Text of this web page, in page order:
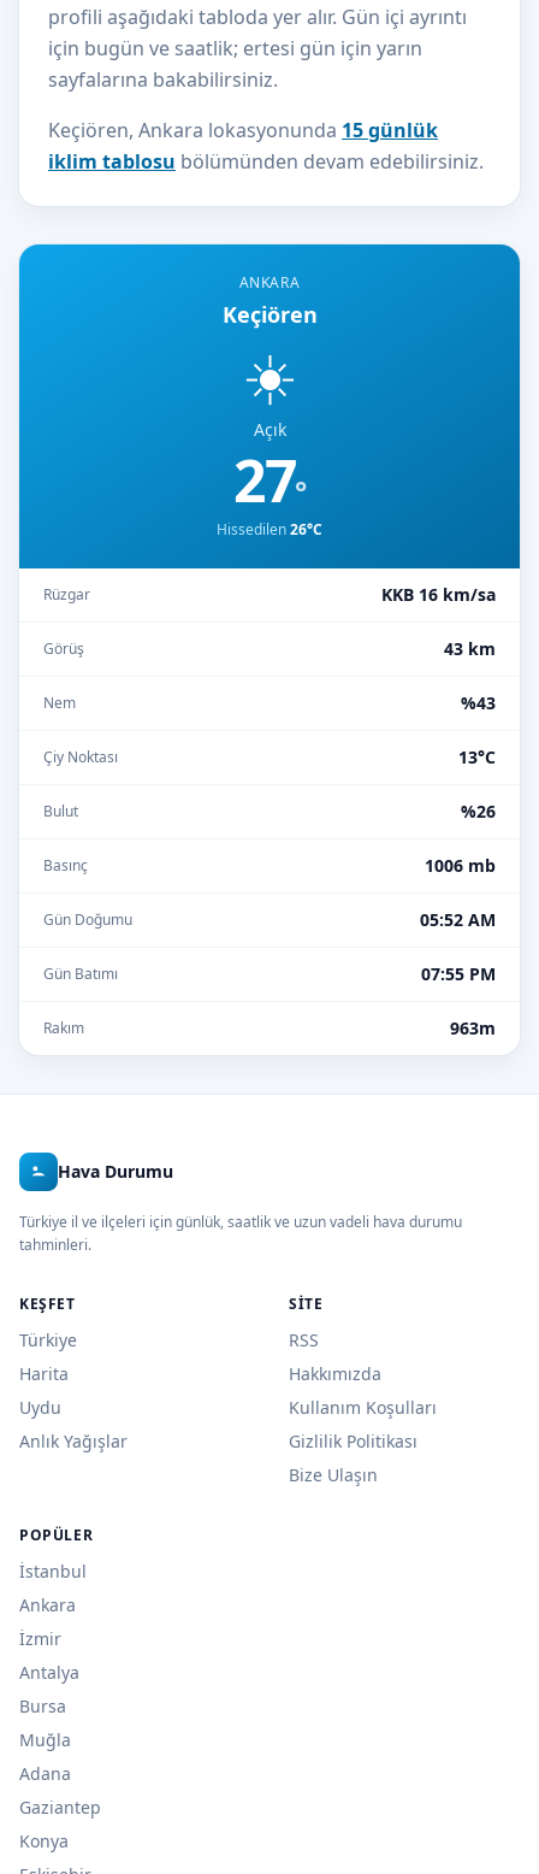
ANKARA
Keçiören
☀️
Açık
27°
Hissedilen26°C
Rüzgar KKB 16 km/sa
Görüş 43 km
Nem %43
Çiy Noktası 13°C
Bulut %26
Basınç 1006 mb
Gün Doğumu 05:52 AM
Gün Batımı 07:55 PM
Rakım 963m
profili aşağıdaki tabloda yer alır. Gün içi ayrıntı
için bugün ve saatlik; ertesi gün için yarın
sayfalarına bakabilirsiniz.
Keçiören, Ankara lokasyonunda 15 günlük
iklim tablosu bölümünden devam edebilirsiniz.
Hava Durumu
Türkiye il ve ilçeleri için günlük, saatlik ve uzun vadeli hava durumu
tahminleri.
KEŞFET
Türkiye
Harita
Uydu
Anlık Yağışlar
SITE
RSS
Hakkımızda
Kullanım Koşulları
Gizlilik Politikası
Bize Ulaşın
POPÜLER
İstanbul
Ankara
İzmir
Antalya
Bursa
Muğla
Adana
Gaziantep
Konya